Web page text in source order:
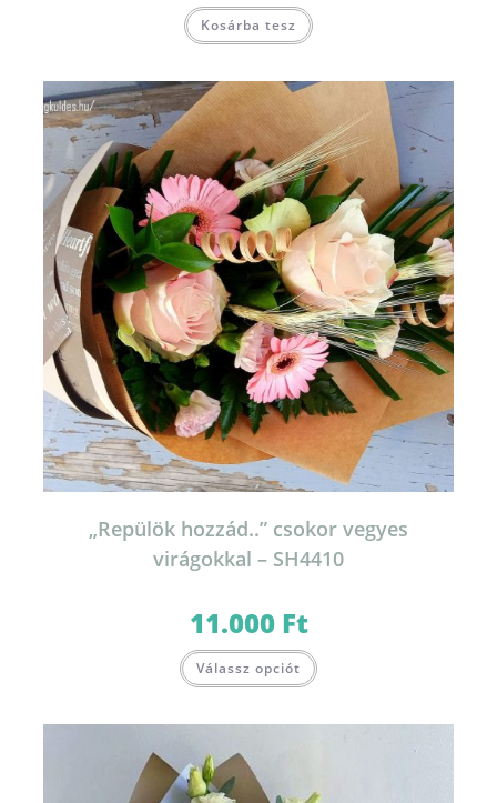
Kosárba tesz
„Repülök hozzád..” csokor vegyes
virágokkal – SH4410
11.000 Ft
Válassz opciót